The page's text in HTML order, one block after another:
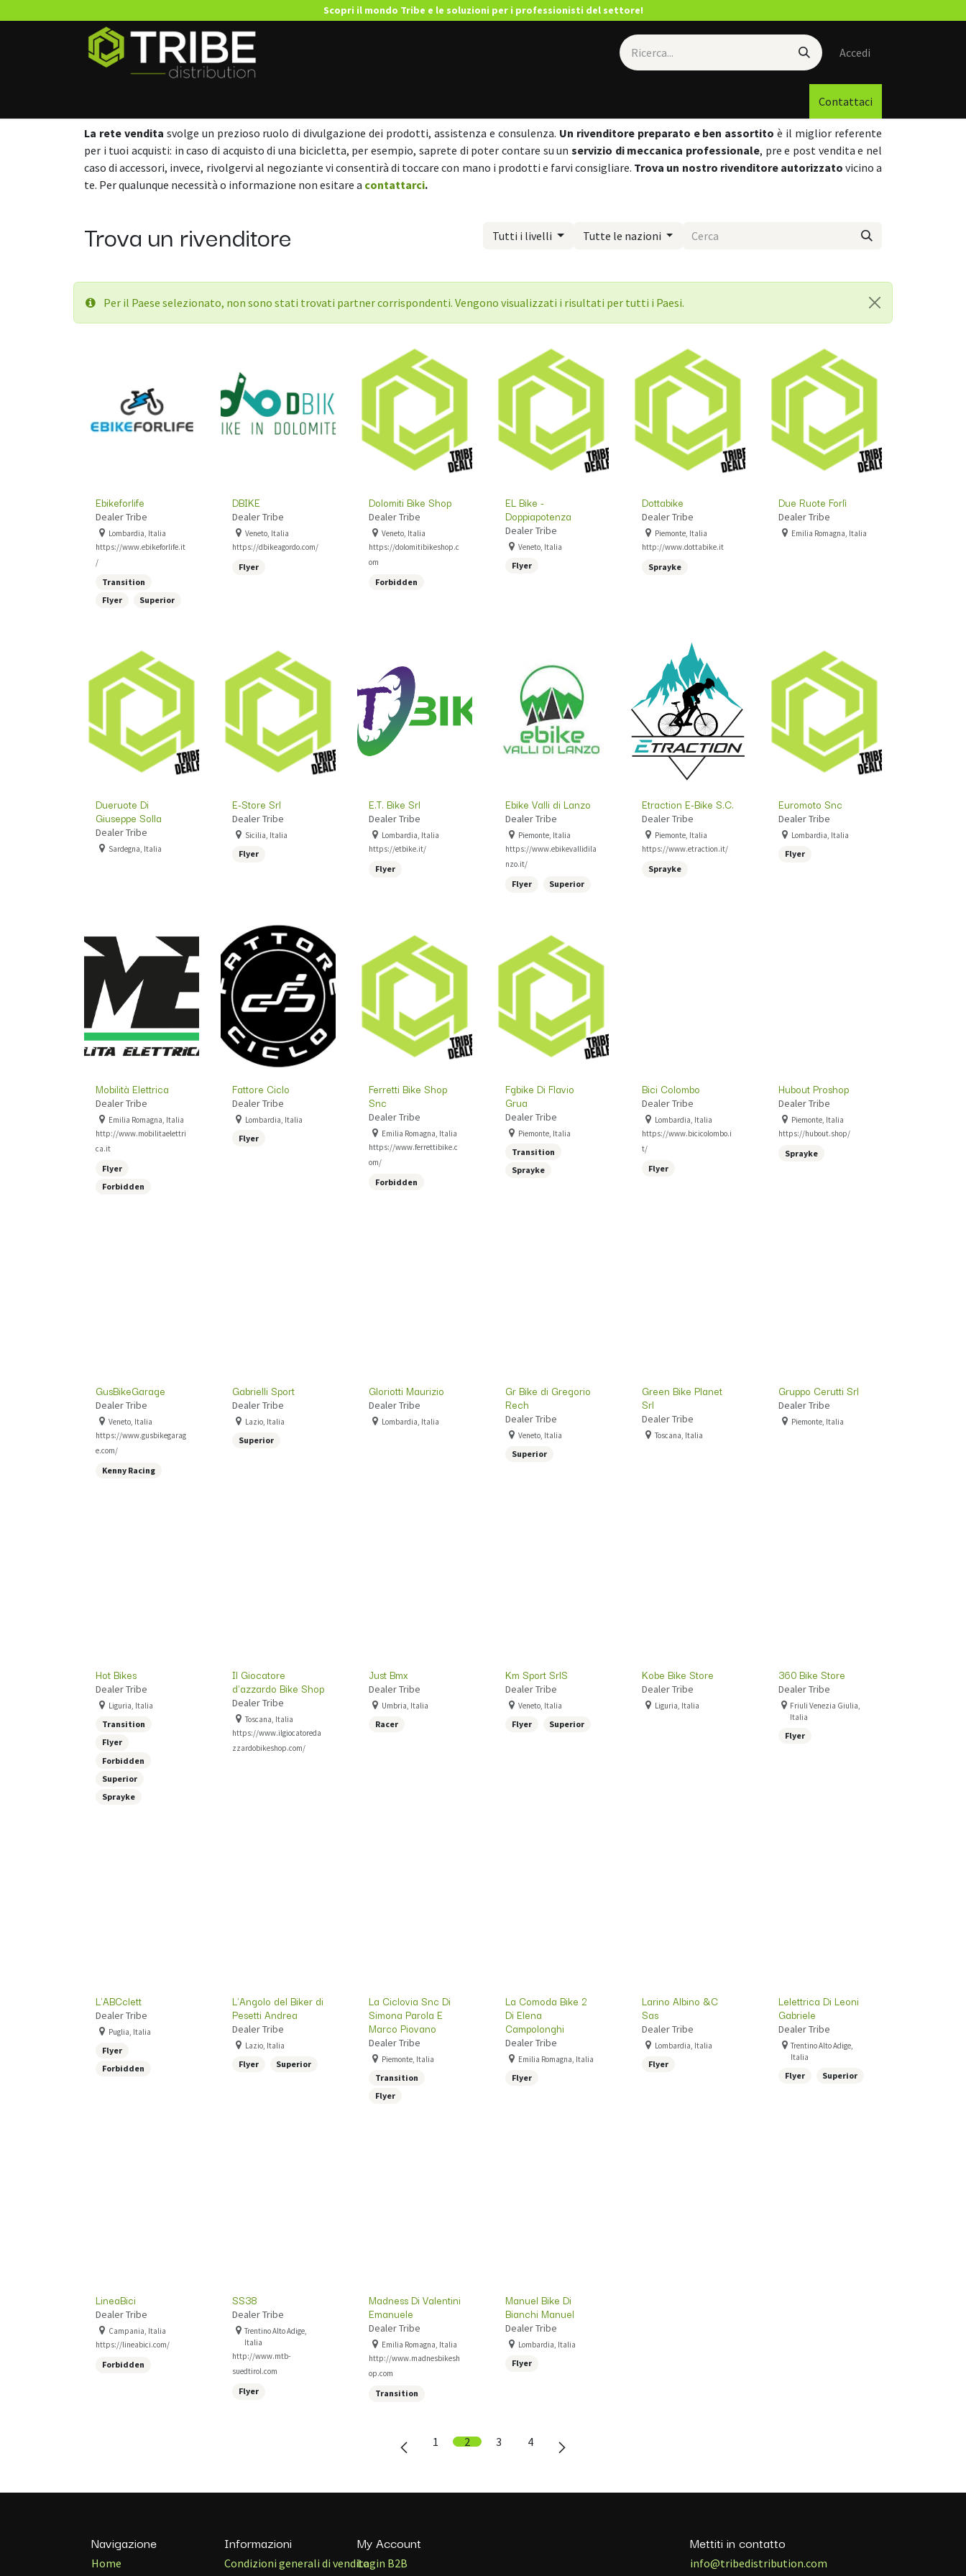
Scopri il mondo Tribe e le soluzioni per i professionisti del settore!
Accedi
Contattaci
La rete vendita svolge un prezioso ruolo di divulgazione dei prodotti, assistenza e consulenza. Un rivenditore preparato e ben assortito è il miglior referente
per i tuoi acquisti: in caso di acquisto di una bicicletta, per esempio, saprete di poter contare su un servizio di meccanica professionale, pre e post vendita e nel
caso di accessori, invece, rivolgervi al negoziante vi consentirà di toccare con mano i prodotti e farvi consigliare. Trova un nostro rivenditore autorizzato vicino a
te. Per qualunque necessità o informazione non esitare a contattarci.
Trova un rivenditore Tutti i livelli Tutte le nazioni
Per il Paese selezionato, non sono stati trovati partner corrispondenti. Vengono visualizzati i risultati per tutti i Paesi.
Ebikeforlife
Dealer Tribe
Lombardia, Italia
https://www.ebikeforlife.it
/
Transition
Flyer
Superior
DBIKE
Dealer Tribe
Veneto, Italia
https://dbikeagordo.com/
Flyer
Dolomiti Bike Shop
Dealer Tribe
Veneto, Italia
https://dolomitibikeshop.c
om
Forbidden
EL Bike -
Doppiapotenza
Dealer Tribe
Veneto, Italia
Flyer
Dottabike
Dealer Tribe
Piemonte, Italia
http://www.dottabike.it
Sprayke
Due Ruote Forlì
Dealer Tribe
Emilia Romagna, Italia
Dueruote Di
Giuseppe Solla
Dealer Tribe
Sardegna, Italia
E-Store Srl
Dealer Tribe
Sicilia, Italia
Flyer
E.T. Bike Srl
Dealer Tribe
Lombardia, Italia
https://etbike.it/
Flyer
Ebike Valli di Lanzo
Dealer Tribe
Piemonte, Italia
https://www.ebikevallidila
nzo.it/
Flyer Superior
Etraction E-Bike S.C.
Dealer Tribe
Piemonte, Italia
https://www.etraction.it/
Sprayke
Euromoto Snc
Dealer Tribe
Lombardia, Italia
Flyer
Mobilità Elettrica
Dealer Tribe
Emilia Romagna, Italia
http://www.mobilitaelettri
ca.it
Flyer
Forbidden
Fattore Ciclo
Dealer Tribe
Lombardia, Italia
Flyer
Ferretti Bike Shop
Snc
Dealer Tribe
Emilia Romagna, Italia
https://www.ferrettibike.c
om/
Forbidden
Fgbike Di Flavio
Grua
Dealer Tribe
Piemonte, Italia
Transition
Sprayke
Bici Colombo
Dealer Tribe
Lombardia, Italia
https://www.bicicolombo.i
t/
Flyer
Hubout Proshop
Dealer Tribe
Piemonte, Italia
https://hubout.shop/
Sprayke
GusBikeGarage
Dealer Tribe
Veneto, Italia
https://www.gusbikegarag
e.com/
Kenny Racing
Gabrielli Sport
Dealer Tribe
Lazio, Italia
Superior
Gloriotti Maurizio
Dealer Tribe
Lombardia, Italia
Gr Bike di Gregorio
Rech
Dealer Tribe
Veneto, Italia
Superior
Green Bike Planet
Srl
Dealer Tribe
Toscana, Italia
Gruppo Cerutti Srl
Dealer Tribe
Piemonte, Italia
Hot Bikes
Dealer Tribe
Liguria, Italia
Transition
Flyer
Forbidden
Superior
Sprayke
Il Giocatore
d'azzardo Bike Shop
Dealer Tribe
Toscana, Italia
https://www.ilgiocatoreda
zzardobikeshop.com/
Just Bmx
Dealer Tribe
Umbria, Italia
Racer
Km Sport SrlS
Dealer Tribe
Veneto, Italia
Flyer Superior
Kobe Bike Store
Dealer Tribe
Liguria, Italia
360 Bike Store
Dealer Tribe
Friuli Venezia Giulia,
Italia
Flyer
L'ABCclett
Dealer Tribe
Puglia, Italia
Flyer
Forbidden
L'Angolo del Biker di
Pesetti Andrea
Dealer Tribe
Lazio, Italia
Flyer Superior
La Ciclovia Snc Di
Simona Parola E
Marco Piovano
Dealer Tribe
Piemonte, Italia
Transition
Flyer
La Comoda Bike 2
Di Elena
Campolonghi
Dealer Tribe
Emilia Romagna, Italia
Flyer
Larino Albino &C
Sas
Dealer Tribe
Lombardia, Italia
Flyer
Lelettrica Di Leoni
Gabriele
Dealer Tribe
Trentino Alto Adige,
Italia
Flyer Superior
LineaBici
Dealer Tribe
Campania, Italia
https://lineabici.com/
Forbidden
SS38
Dealer Tribe
Trentino Alto Adige,
Italia
http://www.mtb-
suedtirol.com
Flyer
Madness Di Valentini
Emanuele
Dealer Tribe
Emilia Romagna, Italia
http://www.madnesbikesh
op.com
Transition
Manuel Bike Di
Bianchi Manuel
Dealer Tribe
Lombardia, Italia
Flyer
1 2 3 4
Navigazione
Home
Informazioni
Condizioni generali di vendita
Mettiti in contatto
info@tribedistribution.com
My Account
Login B2B